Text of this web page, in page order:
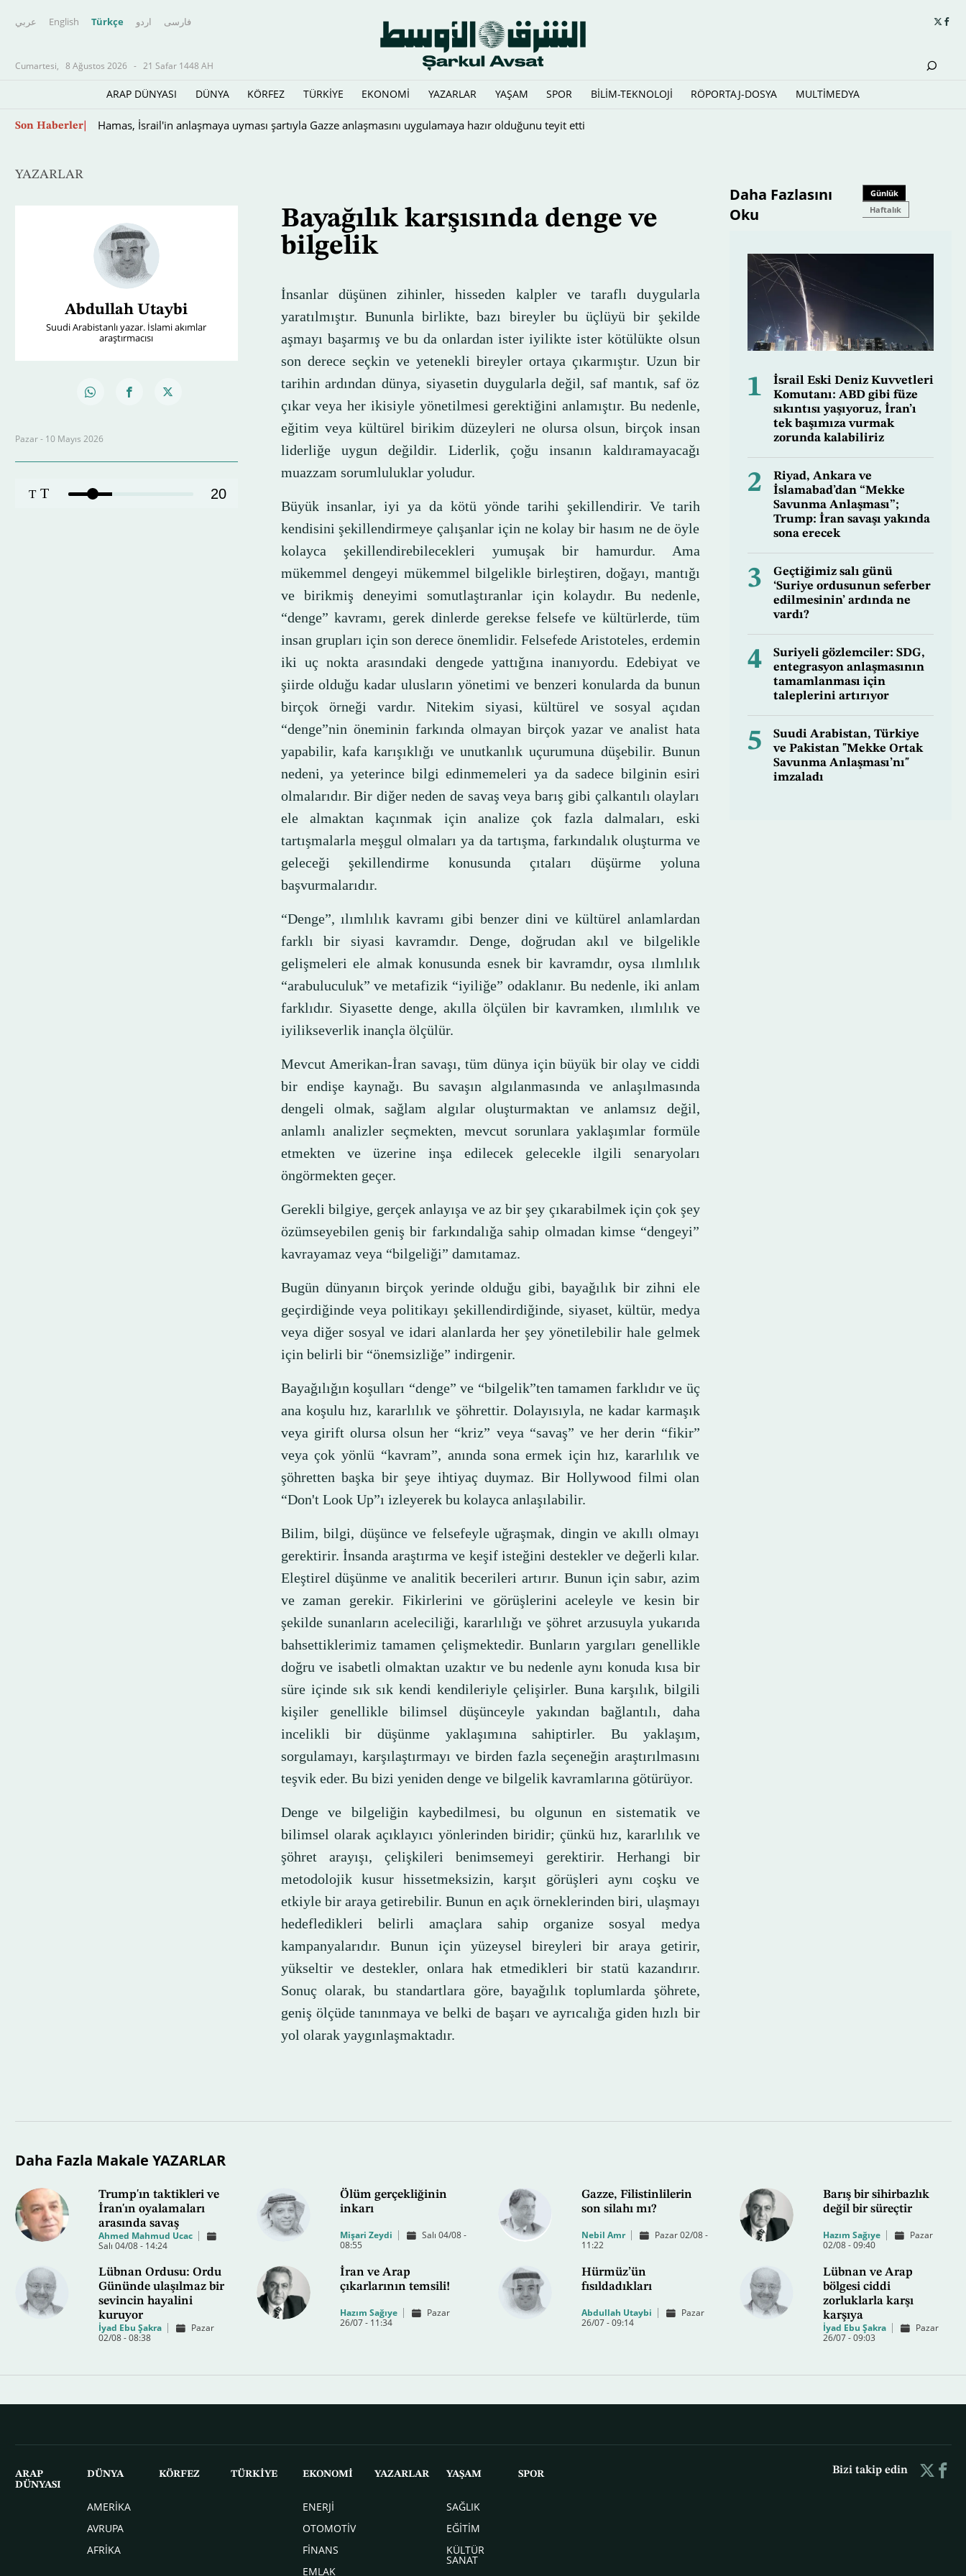
عربي English Türkçe اردو فارسى
Cumartesi, 8 Ağustos 2026 - 21 Safar 1448 AH
ARAP DÜNYASI DÜNYA KÖRFEZ TÜRKİYE EKONOMİ YAZARLAR YAŞAM SPOR BİLİM-TEKNOLOJİ RÖPORTAJ-DOSYA MULTİMEDYA
Son Haberler
YAZARLAR
Abdullah Utaybi
Suudi Arabistanlı yazar. İslami akımlar
araştırmacısı
Pazar - 10 Mayıs 2026
T T 20
Bayağılık karşısında denge ve
bilgelik
İnsanlar düşünen zihinler, hisseden kalpler ve taraflı duygularla
yaratılmıştır. Bununla birlikte, bazı bireyler bu üçlüyü bir şekilde
aşmayı başarmış ve bu da onlardan ister iyilikte ister kötülükte olsun
son derece seçkin ve yetenekli bireyler ortaya çıkarmıştır. Uzun bir
tarihin ardından dünya, siyasetin duygularla değil, saf mantık, saf öz
çıkar veya her ikisiyle yönetilmesi gerektiğini anlamıştır. Bu nedenle,
eğitim veya kültürel birikim düzeyleri ne olursa olsun, birçok insan
liderliğe uygun değildir. Liderlik, çoğu insanın kaldıramayacağı
muazzam sorumluluklar yoludur.
Büyük insanlar, iyi ya da kötü yönde tarihi şekillendirir. Ve tarih
kendisini şekillendirmeye çalışanlar için ne kolay bir hasım ne de öyle
kolayca şekillendirebilecekleri yumuşak bir hamurdur. Ama
mükemmel dengeyi mükemmel bilgelikle birleştiren, doğayı, mantığı
ve birikmiş deneyimi somutlaştıranlar için kolaydır. Bu nedenle,
“denge” kavramı, gerek dinlerde gerekse felsefe ve kültürlerde, tüm
insan grupları için son derece önemlidir. Felsefede Aristoteles, erdemin
iki uç nokta arasındaki dengede yattığına inanıyordu. Edebiyat ve
şiirde olduğu kadar ulusların yönetimi ve benzeri konularda da bunun
birçok örneği vardır. Nitekim siyasi, kültürel ve sosyal açıdan
“denge”nin öneminin farkında olmayan birçok yazar ve analist hata
yapabilir, kafa karışıklığı ve unutkanlık uçurumuna düşebilir. Bunun
nedeni, ya yeterince bilgi edinmemeleri ya da sadece bilginin esiri
olmalarıdır. Bir diğer neden de savaş veya barış gibi çalkantılı olayları
ele almaktan kaçınmak için analize çok fazla dalmaları, eski
tartışmalarla meşgul olmaları ya da tartışma, farkındalık oluşturma ve
geleceği şekillendirme konusunda çıtaları düşürme yoluna
başvurmalarıdır.
“Denge”, ılımlılık kavramı gibi benzer dini ve kültürel anlamlardan
farklı bir siyasi kavramdır. Denge, doğrudan akıl ve bilgelikle
gelişmeleri ele almak konusunda esnek bir kavramdır, oysa ılımlılık
“arabuluculuk” ve metafizik “iyiliğe” odaklanır. Bu nedenle, iki anlam
farklıdır. Siyasette denge, akılla ölçülen bir kavramken, ılımlılık ve
iyilikseverlik inançla ölçülür.
Mevcut Amerikan-İran savaşı, tüm dünya için büyük bir olay ve ciddi
bir endişe kaynağı. Bu savaşın algılanmasında ve anlaşılmasında
dengeli olmak, sağlam algılar oluşturmaktan ve anlamsız değil,
anlamlı analizler seçmekten, mevcut sorunlara yaklaşımlar formüle
etmekten ve üzerine inşa edilecek gelecekle ilgili senaryoları
öngörmekten geçer.
Gerekli bilgiye, gerçek anlayışa ve az bir şey çıkarabilmek için çok şey
özümseyebilen geniş bir farkındalığa sahip olmadan kimse “dengeyi”
kavrayamaz veya “bilgeliği” damıtamaz.
Bugün dünyanın birçok yerinde olduğu gibi, bayağılık bir zihni ele
geçirdiğinde veya politikayı şekillendirdiğinde, siyaset, kültür, medya
veya diğer sosyal ve idari alanlarda her şey yönetilebilir hale gelmek
için belirli bir “önemsizliğe” indirgenir.
Bayağılığın koşulları “denge” ve “bilgelik”ten tamamen farklıdır ve üç
ana koşulu hız, kararlılık ve şöhrettir. Dolayısıyla, ne kadar karmaşık
veya girift olursa olsun her “kriz” veya “savaş” ve her derin “fikir”
veya çok yönlü “kavram”, anında sona ermek için hız, kararlılık ve
şöhretten başka bir şeye ihtiyaç duymaz. Bir Hollywood filmi olan
“Don't Look Up”ı izleyerek bu kolayca anlaşılabilir.
Bilim, bilgi, düşünce ve felsefeyle uğraşmak, dingin ve akıllı olmayı
gerektirir. İnsanda araştırma ve keşif isteğini destekler ve değerli kılar.
Eleştirel düşünme ve analitik becerileri artırır. Bunun için sabır, azim
ve zaman gerekir. Fikirlerini ve görüşlerini aceleyle ve kesin bir
şekilde sunanların aceleciliği, kararlılığı ve şöhret arzusuyla yukarıda
bahsettiklerimiz tamamen çelişmektedir. Bunların yargıları genellikle
doğru ve isabetli olmaktan uzaktır ve bu nedenle aynı konuda kısa bir
süre içinde sık sık kendi kendileriyle çelişirler. Buna karşılık, bilgili
kişiler genellikle bilimsel düşünceyle yakından bağlantılı, daha
incelikli bir düşünme yaklaşımına sahiptirler. Bu yaklaşım,
sorgulamayı, karşılaştırmayı ve birden fazla seçeneğin araştırılmasını
teşvik eder. Bu bizi yeniden denge ve bilgelik kavramlarına götürüyor.
Denge ve bilgeliğin kaybedilmesi, bu olgunun en sistematik ve
bilimsel olarak açıklayıcı yönlerinden biridir; çünkü hız, kararlılık ve
şöhret arayışı, çelişkileri benimsemeyi gerektirir. Herhangi bir
metodolojik kusur hissetmeksizin, karşıt görüşleri aynı coşku ve
etkiyle bir araya getirebilir. Bunun en açık örneklerinden biri, ulaşmayı
hedefledikleri belirli amaçlara sahip organize sosyal medya
kampanyalarıdır. Bunun için yüzeysel bireyleri bir araya getirir,
yükseltir ve destekler, onlara hak etmedikleri bir statü kazandırır.
Sonuç olarak, bu standartlara göre, bayağılık toplumlarda şöhrete,
geniş ölçüde tanınmaya ve belki de başarı ve ayrıcalığa giden hızlı bir
yol olarak yaygınlaşmaktadır.
Daha Fazlasını
Oku
Günlük
Haftalık
1
İsrail Eski Deniz Kuvvetleri
Komutanı: ABD gibi füze
sıkıntısı yaşıyoruz, İran’ı
tek başımıza vurmak
zorunda kalabiliriz
2
Riyad, Ankara ve
İslamabad’dan “Mekke
Savunma Anlaşması”;
Trump: İran savaşı yakında
sona erecek
3
Geçtiğimiz salı günü
‘Suriye ordusunun seferber
edilmesinin’ ardında ne
vardı?
4
Suriyeli gözlemciler: SDG,
entegrasyon anlaşmasının
tamamlanması için
taleplerini artırıyor
5
Suudi Arabistan, Türkiye
ve Pakistan "Mekke Ortak
Savunma Anlaşması’nı"
imzaladı
Daha Fazla Makale YAZARLAR
Trump'ın taktikleri ve
İran'ın oyalamaları
arasında savaş
Ahmed Mahmud Ucac
Salı 04/08 - 14:24
Ölüm gerçekliğinin
inkarı
Mişari Zeydi
Salı 04/08 -
08:55
Gazze, Filistinlilerin
son silahı mı?
Nebil Amr
Pazar 02/08 -
11:22
Barış bir sihirbazlık
değil bir süreçtir
Hazım Sağıye
Pazar
02/08 - 09:40
Lübnan Ordusu: Ordu
Gününde ulaşılmaz bir
sevincin hayalini
kuruyor
İyad Ebu Şakra
Pazar
02/08 - 08:38
İran ve Arap
çıkarlarının temsili!
Hazım Sağıye
Pazar
26/07 - 11:34
Hürmüz’ün
fısıldadıkları
Abdullah Utaybi
Pazar
26/07 - 09:14
Lübnan ve Arap
bölgesi ciddi
zorluklarla karşı
karşıya
İyad Ebu Şakra
Pazar
26/07 - 09:03
ARAP
DÜNYASI
DÜNYA
AMERİKA
AVRUPA
AFRİKA
KÖRFEZ TÜRKİYE EKONOMİ
ENERJİ
OTOMOTİV
FİNANS
EMLAK
YAZARLAR YAŞAM
SAĞLIK
EĞİTİM
KÜLTÜR
SANAT
SPOR Bizi takip edin